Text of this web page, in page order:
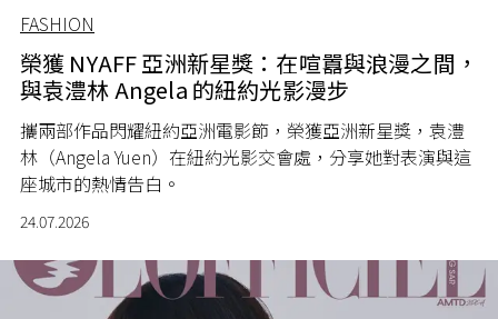
FASHION
榮獲 NYAFF 亞洲新星獎：在喧囂與浪漫之間，
與袁澧林 Angela 的紐約光影漫步
攜兩部作品閃耀紐約亞洲電影節，榮獲亞洲新星獎，袁澧
林（Angela Yuen）在紐約光影交會處，分享她對表演與這
座城市的熱情告白。
24.07.2026